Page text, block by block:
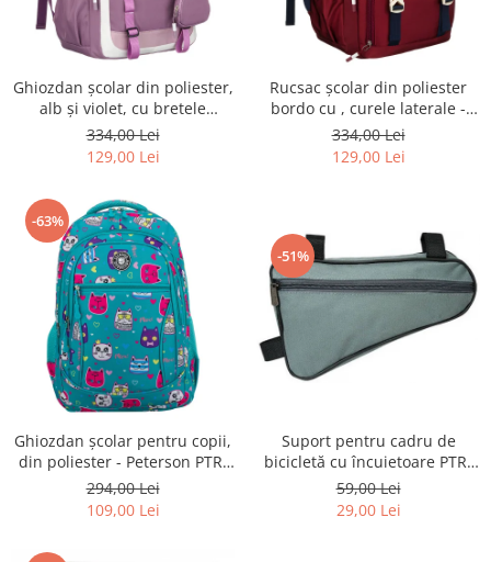
Ghiozdan școlar din poliester,
alb și violet, cu bretele
reglabile - Peterson PTR-PTN
8603-1303 PURPLE
334,00 Lei
129,00 Lei
Rucsac școlar din poliester
bordo cu , curele laterale -
Peterson PTR-PTN 8594-1402
BORDO
334,00 Lei
129,00 Lei
-63%
Ghiozdan școlar pentru copii,
din poliester - Peterson PTR-
PTN BIEDRONKA G28
294,00 Lei
109,00 Lei
-51%
Suport pentru cadru de
bicicletă cu încuietoare PTR-
AR-S-101
59,00 Lei
29,00 Lei